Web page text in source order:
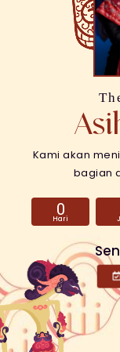
Kami akan
bagian
0
Hari